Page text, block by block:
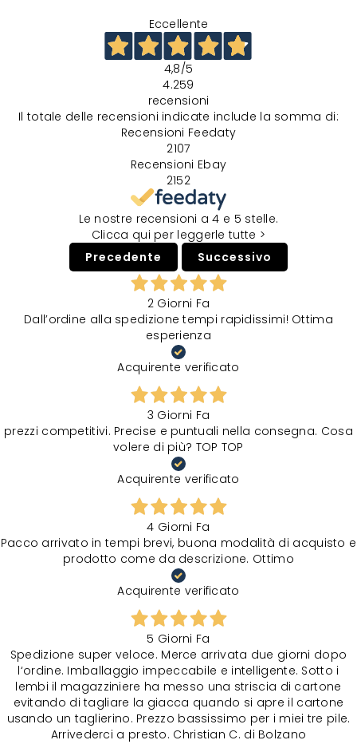
Eccellente
4,8/5
4.259
recensioni
Il totale delle recensioni indicate include la somma di:
Recensioni Feedaty
2107
Recensioni Ebay
2152
Le nostre recensioni a 4 e 5 stelle.
Clicca qui per leggerle tutte >
Precedente
Successivo
2 Giorni Fa
Dall’ordine alla spedizione tempi rapidissimi! Ottima
esperienza
Acquirente verificato
3 Giorni Fa
prezzi competitivi. Precise e puntuali nella consegna. Cosa
volere di più? TOP TOP
Acquirente verificato
4 Giorni Fa
Pacco arrivato in tempi brevi, buona modalità di acquisto e
prodotto come da descrizione. Ottimo
Acquirente verificato
5 Giorni Fa
Spedizione super veloce. Merce arrivata due giorni dopo
l‘ordine. Imballaggio impeccabile e intelligente. Sotto i
lembi il magazziniere ha messo una striscia di cartone
evitando di tagliare la giacca quando si apre il cartone
usando un taglierino. Prezzo bassissimo per i miei tre pile.
Arrivederci a presto. Christian C. di Bolzano